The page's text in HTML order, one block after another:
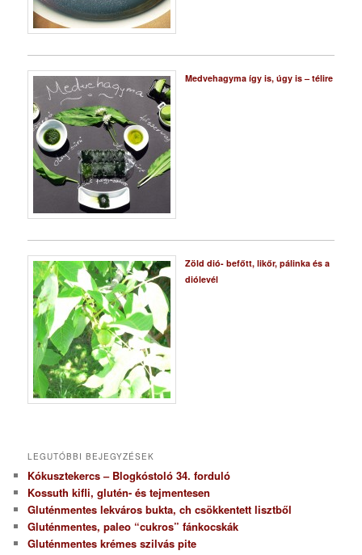
Medvehagyma így is, úgy is – télire
Zöld dió- befőtt, likőr, pálinka és a
diólevél
LEGUTÓBBI BEJEGYZÉSEK
Kókusztekercs – Blogkóstoló 34. forduló
Kossuth kifli, glutén- és tejmentesen
Gluténmentes lekváros bukta, ch csökkentett lisztből
Gluténmentes, paleo “cukros” fánkocskák
Gluténmentes krémes szilvás pite